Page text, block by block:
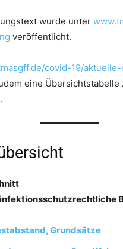
wurde unter
veröffentlicht.
covid-19/aktuelle-
eine Übersichtstabelle
Grundsätze